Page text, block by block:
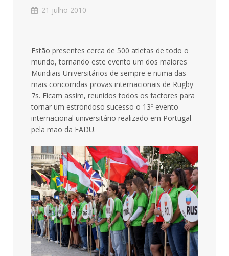
21 julho 2010
Estão presentes cerca de 500 atletas de todo o
mundo, tornando este evento um dos maiores
Mundiais Universitários de sempre e numa das
mais concorridas provas internacionais de Rugby
7s. Ficam assim, reunidos todos os factores para
tornar um estrondoso sucesso o 13º evento
internacional universitário realizado em Portugal
pela mão da FADU.